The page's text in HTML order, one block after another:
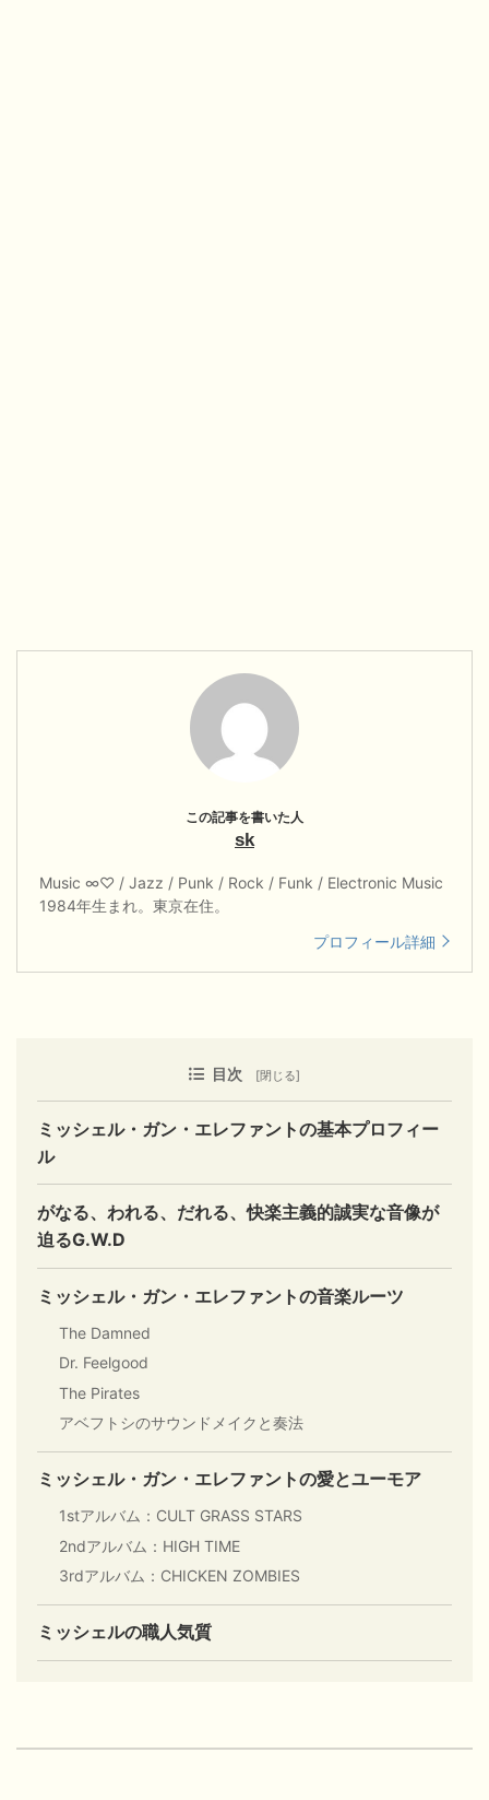
sk
Music ∞♡ / Jazz / Punk / Rock / Funk / Electronic Music
1984年生まれ。東京在住。
プロフィール詳細
目次
ミッシェル・ガン・エレファントの基本プロフィー
ル
がなる、われる、だれる、快楽主義的誠実な音像が
迫るG.W.D
ミッシェル・ガン・エレファントの音楽ルーツ
The Damned
Dr. Feelgood
The Pirates
アベフトシのサウンドメイクと奏法
ミッシェル・ガン・エレファントの愛とユーモア
1stアルバム：CULT GRASS STARS
2ndアルバム：HIGH TIME
3rdアルバム：CHICKEN ZOMBIES
ミッシェルの職人気質